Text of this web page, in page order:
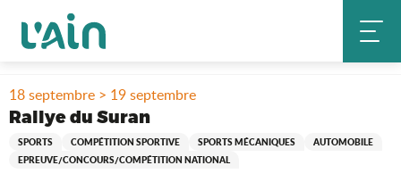
contenu
Accueil Séjourner
Agenda & nouveautés
18 septembre > 19 septembre
Rallye du Suran
SPORTS COMPÉTITION SPORTIVE SPORTS MÉCANIQUES
AUTOMOBILE
EPREUVE/CONCOURS/COMPÉTITION NATIONAL